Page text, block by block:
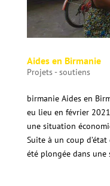
Aides en Birmanie
Projets - soutiens
birmanie Aides en
eu lieu en février
une situation
Suite à un coup
été plongée dans